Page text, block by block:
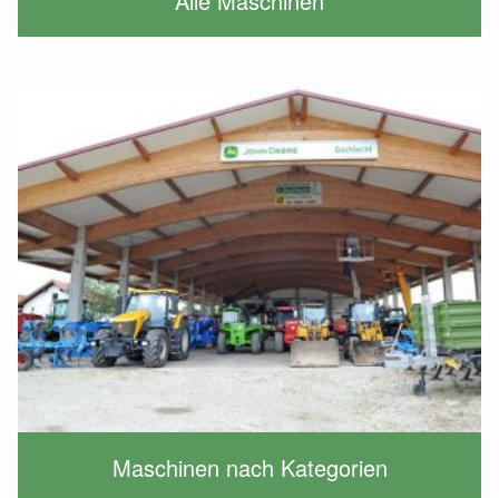
Maschinen nach Kategorien